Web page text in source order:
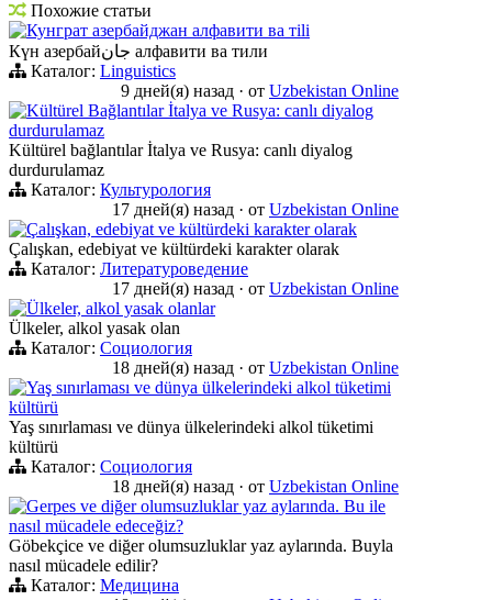
Похожие статьи
Кунграт азербайджан алфавити ва тili
Күн азербайجان алфавити ва тили
Каталог: Linguistics
9 дней(я) назад · от Uzbekistan Online
Kültürel Bağlantılar İtalya ve Rusya: canlı diyalog
durdurulamaz
Kültürel bağlantılar İtalya ve Rusya: canlı diyalog
durdurulamaz
Каталог: Культурология
17 дней(я) назад · от Uzbekistan Online
Çalışkan, edebiyat ve kültürdeki karakter olarak
Çalışkan, edebiyat ve kültürdeki karakter olarak
Каталог: Литературоведение
17 дней(я) назад · от Uzbekistan Online
Ülkeler, alkol yasak olanlar
Ülkeler, alkol yasak olan
Каталог: Социология
18 дней(я) назад · от Uzbekistan Online
Yaş sınırlaması ve dünya ülkelerindeki alkol tüketimi
kültürü
Yaş sınırlaması ve dünya ülkelerindeki alkol tüketimi
kültürü
Каталог: Социология
18 дней(я) назад · от Uzbekistan Online
Gerpes ve diğer olumsuzluklar yaz aylarında. Bu ile
nasıl mücadele edeceğiz?
Göbekçice ve diğer olumsuzluklar yaz aylarında. Buyla
nasıl mücadele edilir?
Каталог: Медицина